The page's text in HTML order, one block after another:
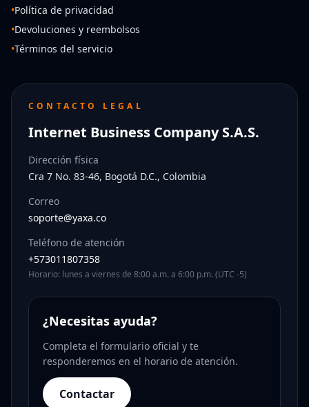
•Política de privacidad
•Devoluciones y reembolsos
•Términos del servicio
CONTACTO LEGAL
Internet Business Company S.A.S.
Dirección física
Cra 7 No. 83-46, Bogotá D.C., Colombia
Correo
soporte@yaxa.co
Teléfono de atención
+573011807358
Horario: lunes a viernes de 8:00 a.m. a 6:00 p.m. (UTC -5)
¿Necesitas ayuda?
Completa el formulario oficial y te
responderemos en el horario de atención.
Contactar